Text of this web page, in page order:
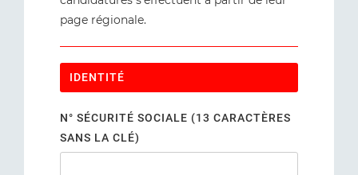
page régionale.
IDENTITÉ
N° SÉCURITÉ SOCIALE (13 CARACTÈRES
SANS LA CLÉ)